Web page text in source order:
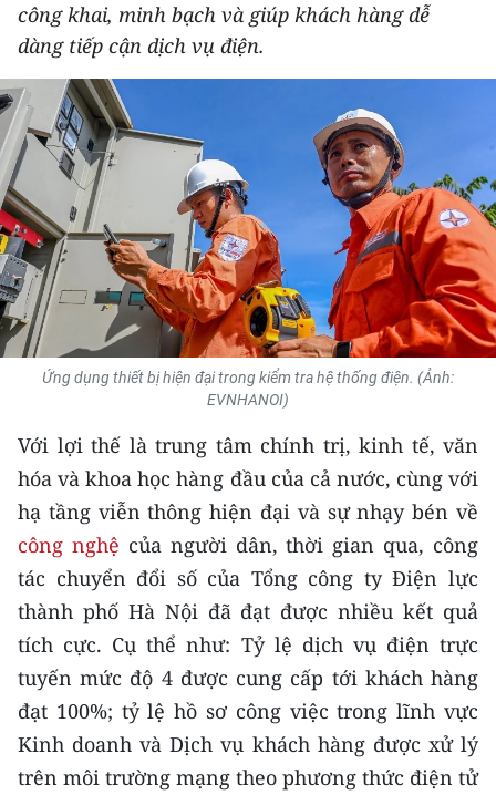
GIÁO DỤC
Y TẾ
KHOA HỌC - CÔNG NGHỆ
MÔI TRƯỜNG
BẠN ĐỌC
KIỂM CHỨNG THÔNG TIN
TRI THỨC CHUYÊN SÂU
54 DÂN TỘC VIỆT NAM
CHƯƠNG TRÌNH OCOP - MỖI XÃ
MỘT SẢN PHẨM
RADIO
MEDIA CENTER
E-Magazine
Video
Media Chính trị
công khai, minh bạch và giúp khách hàng dễ
dàng tiếp cận dịch vụ điện.
Ứng dụng thiết bị hiện đại trong kiểm tra hệ thống điện. (Ảnh:
EVNHANOI)
Với lợi thế là trung tâm chính trị, kinh tế, văn
hóa và khoa học hàng đầu của cả nước, cùng với
hạ tầng viễn thông hiện đại và sự nhạy bén về
công nghệ của người dân, thời gian qua, công
tác chuyển đổi số của Tổng công ty Điện lực
thành phố Hà Nội đã đạt được nhiều kết quả
tích cực. Cụ thể như: Tỷ lệ dịch vụ điện trực
tuyến mức độ 4 được cung cấp tới khách hàng
đạt 100%; tỷ lệ hồ sơ công việc trong lĩnh vực
Kinh doanh và Dịch vụ khách hàng được xử lý
trên môi trường mạng theo phương thức điện tử